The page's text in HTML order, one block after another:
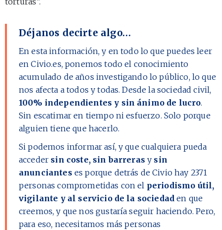
Déjanos decirte algo…
En esta información, y en todo lo que puedes leer
en Civio.es, ponemos todo el conocimiento
acumulado de años investigando lo público, lo que
nos afecta a todos y todas. Desde la sociedad civil,
100% independientes y sin ánimo de lucro.
Sin escatimar en tiempo ni esfuerzo. Solo porque
alguien tiene que hacerlo.
Si podemos informar así, y que cualquiera pueda
acceder sin coste, sin barreras y sin
anunciantes es porque detrás de Civio hay 2371
personas comprometidas con el periodismo útil,
vigilante y al servicio de la sociedad en que
creemos, y que nos gustaría seguir haciendo. Pero,
para eso, necesitamos más personas